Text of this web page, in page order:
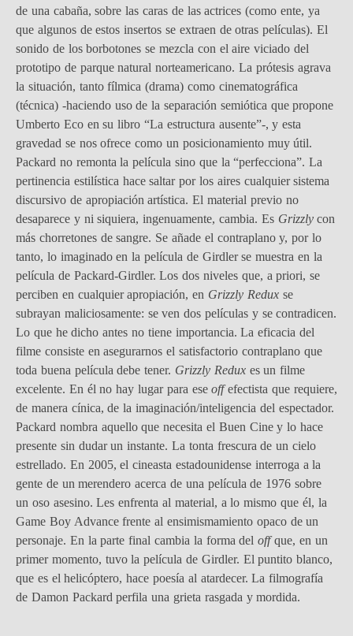
de una cabaña, sobre las caras de las actrices (como ente, ya
que algunos de estos insertos se extraen de otras películas). El
sonido de los borbotones se mezcla con el aire viciado del
prototipo de parque natural norteamericano. La prótesis agrava
la situación, tanto fílmica (drama) como cinematográfica
(técnica) -haciendo uso de la separación semiótica que propone
Umberto Eco en su libro “La estructura ausente”-, y esta
gravedad se nos ofrece como un posicionamiento muy útil.
Packard no remonta la película sino que la “perfecciona”. La
pertinencia estilística hace saltar por los aires cualquier sistema
discursivo de apropiación artística. El material previo no
desaparece y ni siquiera, ingenuamente, cambia. Es Grizzlycon
más chorretones de sangre. Se añade el contraplano y, por lo
tanto, lo imaginado en la película de Girdler se muestra en la
película de Packard-Girdler. Los dos niveles que, a priori, se
perciben en cualquier apropiación, en Grizzly Reduxse
subrayan maliciosamente: se ven dos películas y se contradicen.
Lo que he dicho antes no tiene importancia. La eficacia del
filme consiste en asegurarnos el satisfactorio contraplano que
toda buena película debe tener. Grizzly Reduxes un filme
excelente. En él no hay lugar para eseoffefectista que requiere,
de manera cínica, de la imaginación/inteligencia del espectador.
Packard nombra aquello que necesita el Buen Cine y lo hace
presente sin dudar un instante. La tonta frescura de un cielo
estrellado. En 2005, el cineasta estadounidense interroga a la
gente de un merendero acerca de una película de 1976 sobre
un oso asesino. Les enfrenta al material, a lo mismo que él, la
Game Boy Advance frente al ensimismamiento opaco de un
personaje. En la parte final cambia la forma deloffque, en un
primer momento, tuvo la película de Girdler. El puntito blanco,
que es el helicóptero, hace poesía al atardecer. La filmografía
de Damon Packard perfila una grieta rasgada y mordida.